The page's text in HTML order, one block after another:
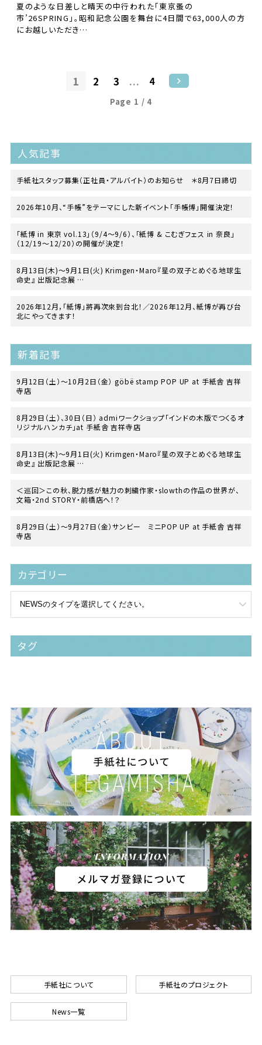
夏のような日差しと晴天の中行われた「東京蚤の
市’26SPRING」。昭和記念公園を舞台に4日間で63,000人の方
にお越しいただき…
1 2 3 ... 4
Page 1 / 4
人気記事
手紙社スタッフ募集（正社員・アルバイト）のお知らせ ＊8月7日締切
2026年10月、“手帳”をテーマにした新イベント「手帳博」開催決定！
「紙博 in 東京 vol.13」（9/4〜9/6）、「紙博 & こむぎフェス in 奈良」
（12/19〜12/20）の開催が決定！
8月13日(木)〜9月1日(火) Krimgen・Maro『星の双子とめぐる地球生
命史』 出版記念展
2026年12月，「紙博」將再次來到台北！／2026年12月、紙博が再び台
北にやってきます！
新着記事
9月12日（土）〜10月2日（金） göbë stamp POP UP at 手紙舎 吉祥
寺店
8月29日（土）、30日（日） admiワークショップ「インドの木版でつくるオ
リジナルハンカチ」at 手紙舎 吉祥寺店
8月13日(木)〜9月1日(火) Krimgen・Maro『星の双子とめぐる地球生
命史』 出版記念展
＜巡回＞この秋、脱力感が魅力の刺繍作家・slowthの作品の世界が、
文箱・2nd STORY・前橋店へ！？
8月29日（土）〜9月27日（金）サンビー ミニPOP UP at 手紙舎 吉祥
寺店
カテゴリー
タグ
手紙社について 手紙社のプロジェクト
News一覧